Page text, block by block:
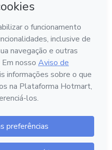
os direitos reservados